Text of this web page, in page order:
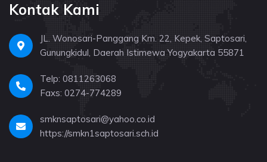
Kontak Kami
JL. Wonosari-Panggang Km. 22, Kepek, Saptosari,
Gunungkidul, Daerah Istimewa Yogyakarta 55871
Telp: 0811263068
Faxs: 0274-774289
smknsaptosari@yahoo.co.id
https://smkn1saptosari.sch.id